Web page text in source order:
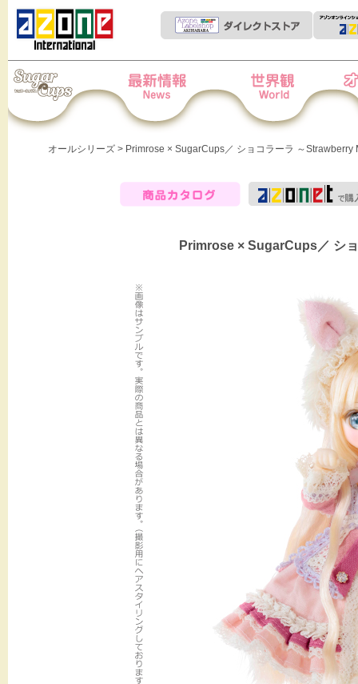
オールシリーズ > Primrose × SugarCups／ ショコラーラ ～Strawberry
Primrose × SugarCups／ シ